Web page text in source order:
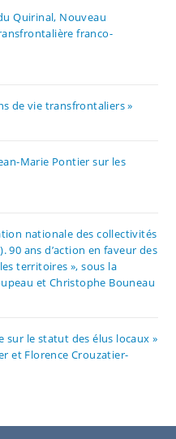
Quirinal, Nouveau
franco-
de vie transfrontaliers »
Marie Pontier sur les
nationale des collectivités
90 ans d’action en faveur des
territoires », sous la
et Christophe Bouneau
sur le statut des élus locaux »
et Florence Crouzatier-